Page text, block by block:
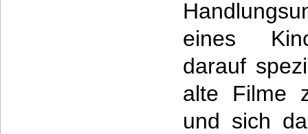
eines
darauf
alte Filme
und sich